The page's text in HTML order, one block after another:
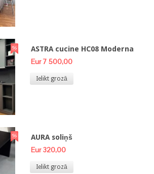
ASTRA cucine HC08 Moderna
Eur 7 500,00
Ielikt grozā
AURA soliņš
Eur 320,00
Ielikt grozā